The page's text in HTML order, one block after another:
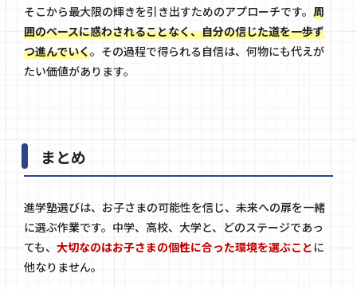
そこから最大限の輝きを引き出すためのアプローチです。 周
囲のペースに惑わされることなく、自分の信じた道を一歩ず
つ進んでいく。その過程で得られる自信は、何物にも代えが
たい価値があります。
まとめ
進学塾選びは、お子さまの可能性を信じ、未来への扉を一緒
に選ぶ作業です。中学、高校、大学と、どのステージであっ
ても、 大切なのはお子さまの個性に合った環境を選ぶことに
他なりません。